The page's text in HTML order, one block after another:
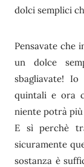
dolci semplici
Pensavate che
un dolce
sbagliavate!
quintali e ora
niente potrà
E sì perchè
sicuramente
sostanza è